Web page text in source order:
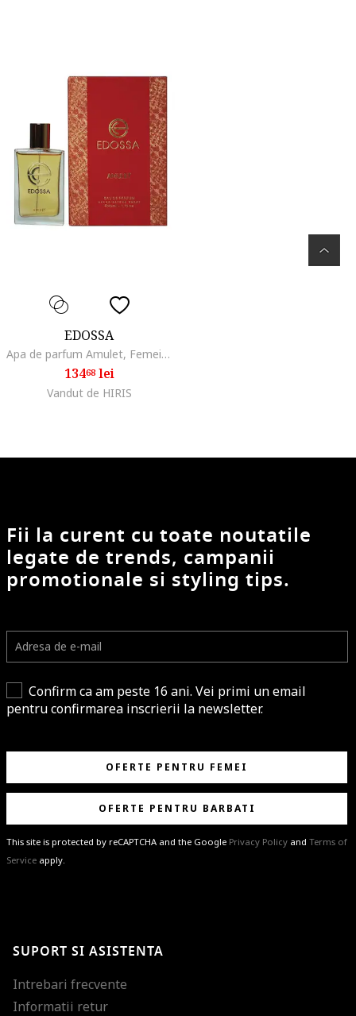
EDOSSA
Apa de parfum Amulet, Femei editie de lux, 50 ml
13468lei
Vandut de HIRIS
Fii la curent cu toate noutatile
legate de trends, campanii
promotionale si styling tips.
Confirm ca am peste 16 ani. Vei primi un email
pentru confirmarea inscrierii la newsletter.
OFERTE PENTRU FEMEI
OFERTE PENTRU BARBATI
This site is protected by reCAPTCHA and the Google Privacy Policy and Terms of
Service apply.
ultimele tendinte in moda!
SUPORT SI ASISTENTA
Intrebari frecvente
Informatii retur